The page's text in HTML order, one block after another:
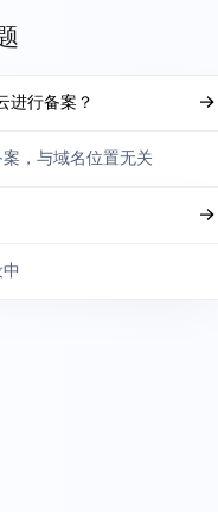
进行备案？
，与域名位置无关